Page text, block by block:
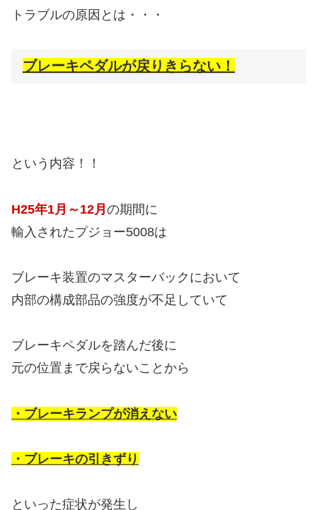
トラブルの原因とは・・・
ブレーキペダルが戻りきらない！
という内容！！
H25年1月～12月 の期間に
輸入されたプジョー5008は
ブレーキ装置のマスターバックにおいて
内部の構成部品の強度が不足していて
ブレーキペダルを踏んだ後に
元の位置まで戻らないことから
・ブレーキランプが消えない
・ブレーキの引きずり
といった症状が発生し